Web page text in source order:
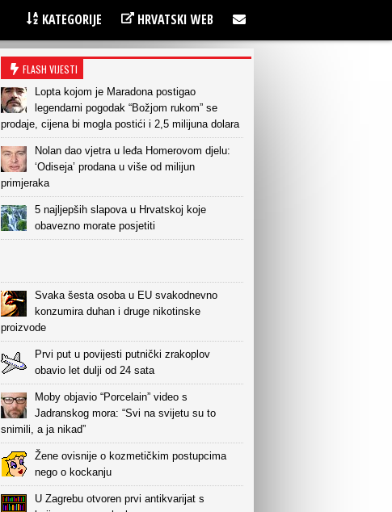
KATEGORIJE HRVATSKI WEB
FLASH VIJESTI
Lopta kojom je Maradona postigao
legendarni pogodak “Božjom rukom” se
prodaje, cijena bi mogla postići i 2,5 milijuna dolara
Nolan dao vjetra u leđa Homerovom djelu:
‘Odiseja’ prodana u više od milijun
primjeraka
5 najljepših slapova u Hrvatskoj koje
obavezno morate posjetiti
Svaka šesta osoba u EU svakodnevno
konzumira duhan i druge nikotinske
proizvode
Prvi put u povijesti putnički zrakoplov
obavio let dulji od 24 sata
Moby objavio “Porcelain” video s
Jadranskog mora: “Svi na svijetu su to
snimili, a ja nikad”
Žene ovisnije o kozmetičkim postupcima
nego o kockanju
U Zagrebu otvoren prvi antikvarijat s